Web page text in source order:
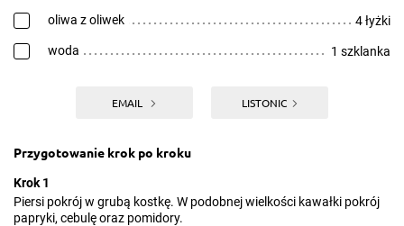
oliwa z oliwek 4 łyżki
woda 1 szklanka
EMAIL LISTONIC
Przygotowanie krok po kroku
Krok 1
Piersi pokrój w grubą kostkę. W podobnej wielkości kawałki pokrój
papryki, cebulę oraz pomidory.